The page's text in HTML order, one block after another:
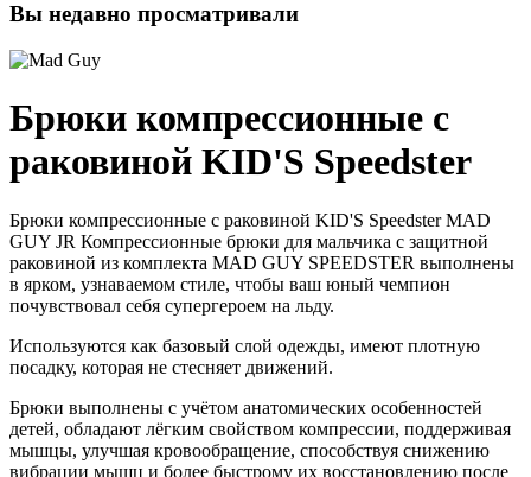
Вы недавно просматривали
Брюки компрессионные с
раковиной KID'S Speedster
Брюки компрессионные с раковиной KID'S Speedster MAD
GUY JR Компрессионные брюки для мальчика с защитной
раковиной из комплекта MAD GUY SPEEDSTER выполнены
в ярком, узнаваемом стиле, чтобы ваш юный чемпион
почувствовал себя супергероем на льду.
Используются как базовый слой одежды, имеют плотную
посадку, которая не стесняет движений.
Брюки выполнены с учётом анатомических особенностей
детей, обладают лёгким свойством компрессии, поддерживая
мышцы, улучшая кровообращение, способствуя снижению
вибрации мышц и более быстрому их восстановлению после